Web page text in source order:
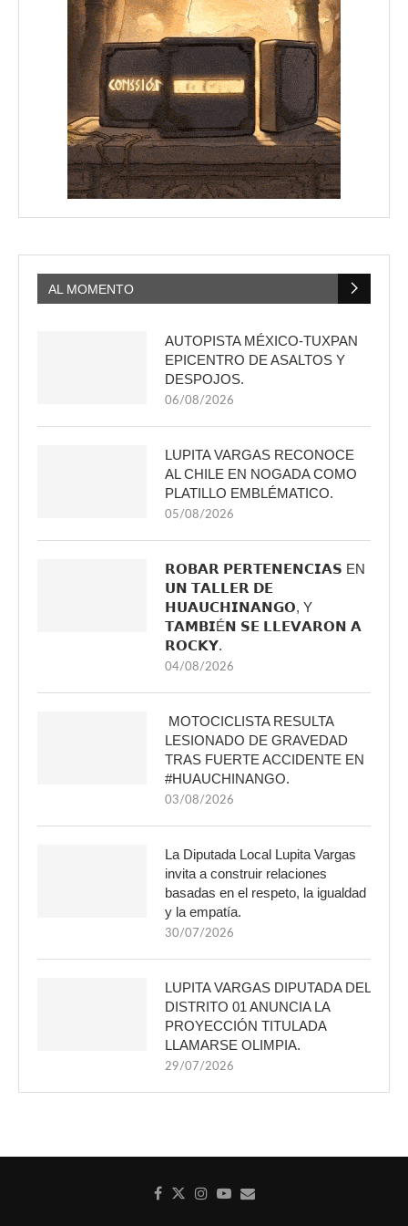
AL MOMENTO
AUTOPISTA MÉXICO-TUXPAN
EPICENTRO DE ASALTOS Y
DESPOJOS.
06/08/2026
LUPITA VARGAS RECONOCE
AL CHILE EN NOGADA COMO
PLATILLO EMBLÉMATICO.
05/08/2026
𝗥𝗢𝗕𝗔𝗥 𝗣𝗘𝗥𝗧𝗘𝗡𝗘𝗡𝗖𝗜𝗔𝗦 EN
𝗨𝗡 𝗧𝗔𝗟𝗟𝗘𝗥 𝗗𝗘
𝗛𝗨𝗔𝗨𝗖𝗛𝗜𝗡𝗔𝗡𝗚𝗢, Y
𝗧𝗔𝗠𝗕𝗜É𝗡 𝗦𝗘 𝗟𝗟𝗘𝗩𝗔𝗥𝗢𝗡 𝗔
𝗥𝗢𝗖𝗞𝗬.
04/08/2026
MOTOCICLISTA RESULTA
LESIONADO DE GRAVEDAD
TRAS FUERTE ACCIDENTE EN
#HUAUCHINANGO.
03/08/2026
La Diputada Local Lupita Vargas
invita a construir relaciones
basadas en el respeto, la igualdad
y la empatía.
30/07/2026
LUPITA VARGAS DIPUTADA DEL
DISTRITO 01 ANUNCIA LA
PROYECCIÓN TITULADA
LLAMARSE OLIMPIA.
29/07/2026